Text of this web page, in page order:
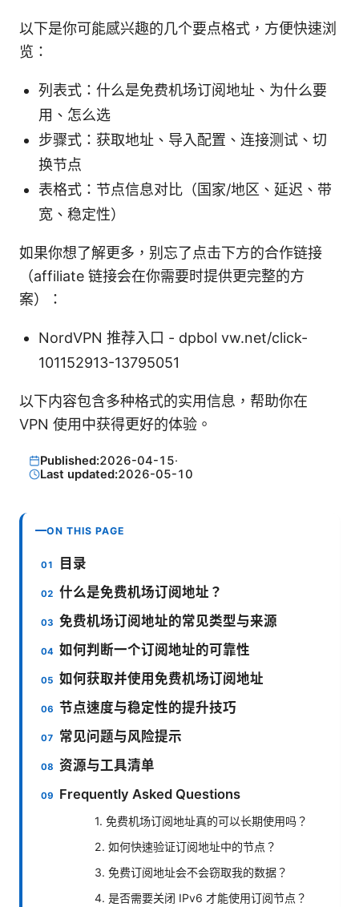
以下是你可能感兴趣的几个要点格式，方便快速浏
览：
列表式：什么是免费机场订阅地址、为什么要
用、怎么选
步骤式：获取地址、导入配置、连接测试、切
换节点
表格式：节点信息对比（国家/地区、延迟、带
宽、稳定性）
如果你想了解更多，别忘了点击下方的合作链接
（affiliate 链接会在你需要时提供更完整的方
案）：
NordVPN 推荐入口 - dpbol vw.net/click-
101152913-13795051
以下内容包含多种格式的实用信息，帮助你在
VPN 使用中获得更好的体验。
Published:2026-04-15·
Last updated:2026-05-10
ON THIS PAGE
目录
什么是免费机场订阅地址？
免费机场订阅地址的常见类型与来源
如何判断一个订阅地址的可靠性
如何获取并使用免费机场订阅地址
节点速度与稳定性的提升技巧
常见问题与风险提示
资源与工具清单
Frequently Asked Questions
1. 免费机场订阅地址真的可以长期使用吗？
2. 如何快速验证订阅地址中的节点？
3. 免费订阅地址会不会窃取我的数据？
4. 是否需要关闭 IPv6 才能使用订阅节点？